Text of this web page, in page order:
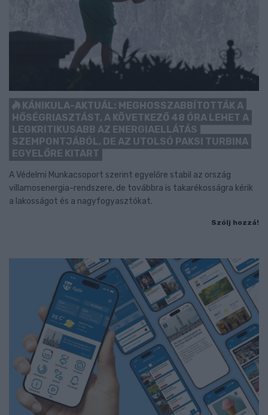
KÁNIKULA-AKTUÁL: MEGHOSSZABBÍTOTTÁK A
HŐSÉGRIASZTÁST, A KÖVETKEZŐ 48 ÓRA LEHET A
LEGKRITIKUSABB AZ ENERGIAELLÁTÁS
SZEMPONTJÁBÓL, DE AZ UTOLSÓ PAKSI TURBINA
EGYELŐRE KITART
A Védelmi Munkacsoport szerint egyelőre stabil az ország
villamosenergia-rendszere, de továbbra is takarékosságra kérik
a lakosságot és a nagyfogyasztókat.
Szólj hozzá!